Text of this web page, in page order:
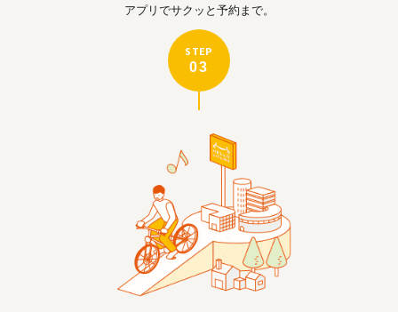
アプリでサクッと予約まで。
STEP
03